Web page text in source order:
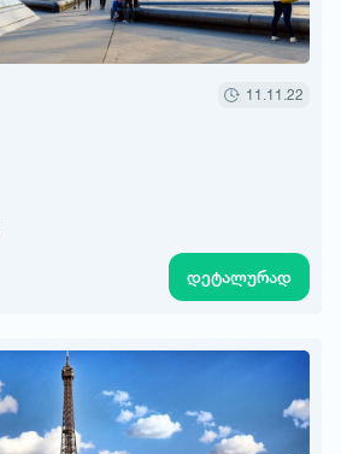
11.11.22
დეტალურად